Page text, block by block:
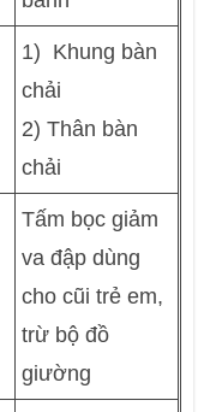
1) Khung bàn
chải
2) Thân bàn
chải
Tấm bọc giảm
va đập dùng
cho cũi trẻ em,
trừ bộ đồ
giường